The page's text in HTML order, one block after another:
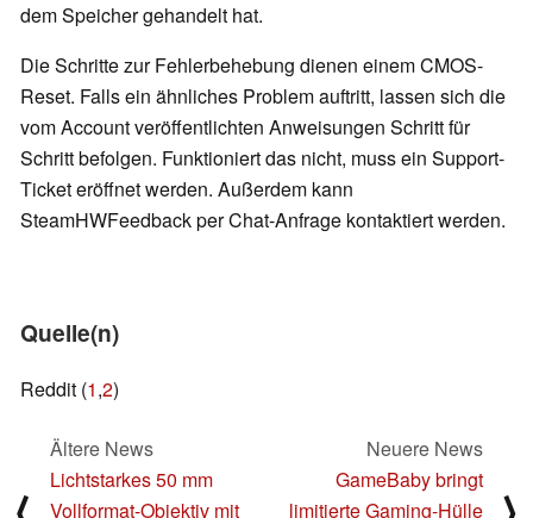
dem Speicher gehandelt hat.
Die Schritte zur Fehlerbehebung dienen einem CMOS-
Reset. Falls ein ähnliches Problem auftritt, lassen sich die
vom Account veröffentlichten Anweisungen Schritt für
Schritt befolgen. Funktioniert das nicht, muss ein Support-
Ticket eröffnet werden. Außerdem kann
SteamHWFeedback per Chat-Anfrage kontaktiert werden.
Quelle(n)
Reddit (1,2)
Ältere News
Lichtstarkes 50 mm
Vollformat-Objektiv mit
Neuere News
GameBaby bringt
limitierte Gaming-Hülle